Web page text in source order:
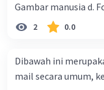
Gambar manusia d.
2 0.0
Dibawah ini